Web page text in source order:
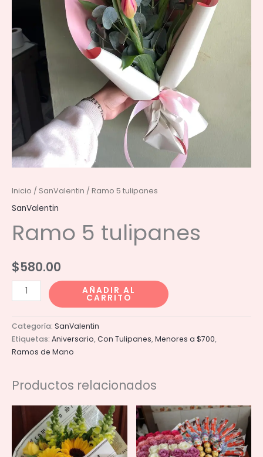
Inicio / SanValentin / Ramo 5 tulipanes
SanValentin
Ramo 5 tulipanes
$580.00
Ramo
5
tulipanes
cantidad
AÑADIR AL
CARRITO
Categoría: SanValentin
Etiquetas: Aniversario,Con Tulipanes,Menores a $700,
Ramos de Mano
Productos relacionados